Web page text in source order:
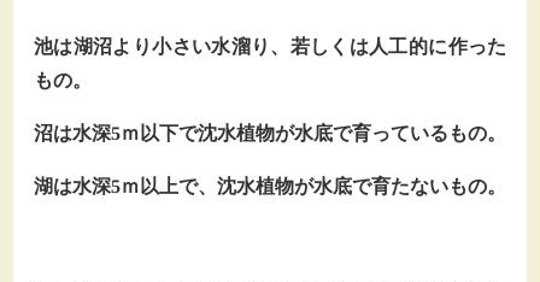
池は湖沼より小さい水溜り、若しくは人工的に作った
もの。
沼は水深5ｍ以下で沈水植物が水底で育っているもの。
湖は水深5ｍ以上で、沈水植物が水底で育たないもの。